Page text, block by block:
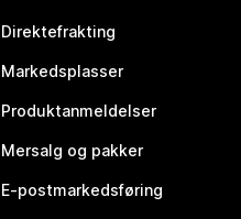
Direktefrakting
Markedsplasser
Produktanmeldelser
Mersalg og pakker
E-postmarkedsføring